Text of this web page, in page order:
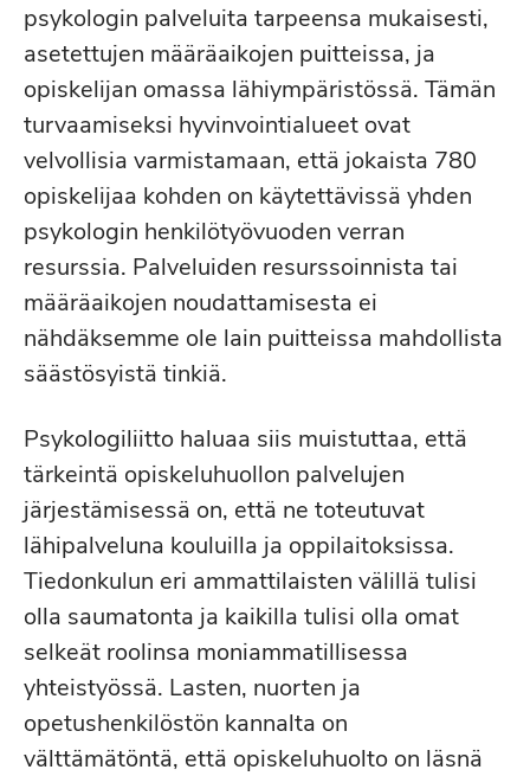
psykologin palveluita tarpeensa mukaisesti,
asetettujen määräaikojen puitteissa, ja
opiskelijan omassa lähiympäristössä. Tämän
turvaamiseksi hyvinvointialueet ovat
velvollisia varmistamaan, että jokaista 780
opiskelijaa kohden on käytettävissä yhden
psykologin henkilötyövuoden verran
resurssia. Palveluiden resurssoinnista tai
määräaikojen noudattamisesta ei
nähdäksemme ole lain puitteissa mahdollista
säästösyistä tinkiä.
Psykologiliitto haluaa siis muistuttaa, että
tärkeintä opiskeluhuollon palvelujen
järjestämisessä on, että ne toteutuvat
lähipalveluna kouluilla ja oppilaitoksissa.
Tiedonkulun eri ammattilaisten välillä tulisi
olla saumatonta ja kaikilla tulisi olla omat
selkeät roolinsa moniammatillisessa
yhteistyössä. Lasten, nuorten ja
opetushenkilöstön kannalta on
välttämätöntä, että opiskeluhuolto on läsnä